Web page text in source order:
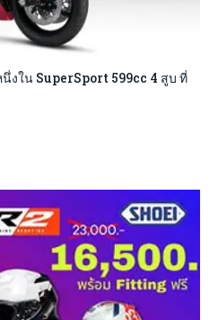
งใน SuperSport 599cc 4 สูบ ที่